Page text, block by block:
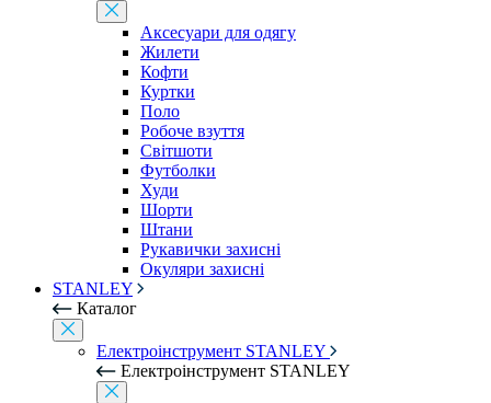
Аксесуари для одягу
Жилети
Кофти
Куртки
Поло
Робоче взуття
Світшоти
Футболки
Худи
Шорти
Штани
Рукавички захисні
Окуляри захисні
STANLEY
Каталог
Електроінструмент STANLEY
Електроінструмент STANLEY